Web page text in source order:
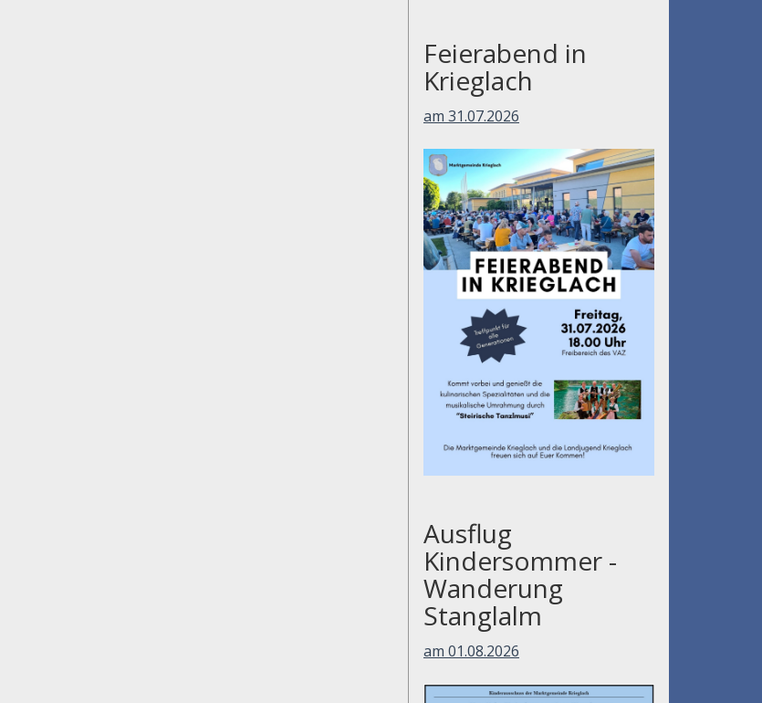
Feierabend in
Krieglach
am 31.07.2026
Ausflug
Kindersommer -
Wanderung
Stanglalm
am 01.08.2026